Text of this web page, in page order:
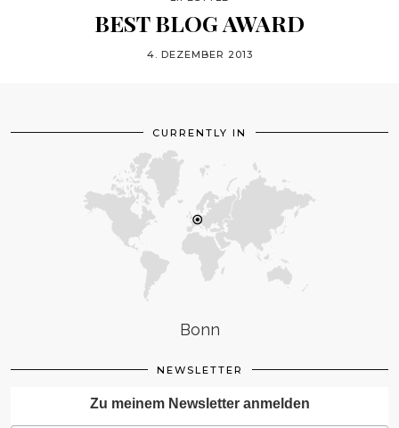
BEST BLOG AWARD
4. DEZEMBER 2013
CURRENTLY IN
Bonn
NEWSLETTER
Zu meinem Newsletter anmelden